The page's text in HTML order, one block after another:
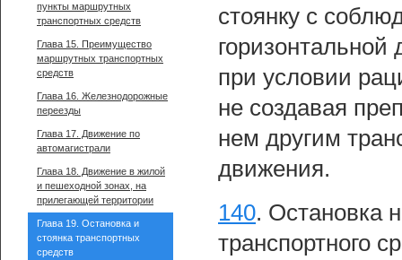
стоянку с
при условии
не создавая
нем другим
движения.
140. Остановка
транспортного
пункты маршрутных
транспортных средств
Глава 15. Преимущество
маршрутных транспортных
средств
Глава 16. Железнодорожные
переезды
Глава 17. Движение по
автомагистрали
Глава 18. Движение в жилой
и пешеходной зонах, на
прилегающей территории
Глава 19. Остановка и
стоянка транспортных
средств